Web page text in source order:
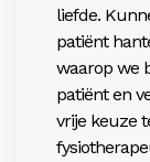
liefde.
patiënt
waarop we
patiënt en
vrije keuze